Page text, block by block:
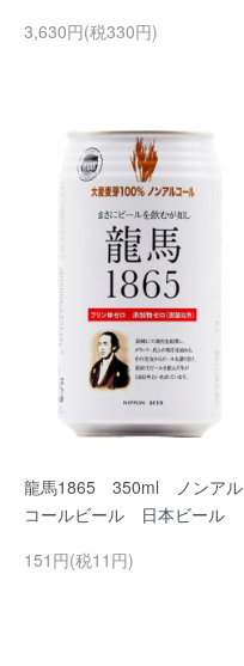
3,630円(税330円)
龍馬1865 350ml ノンアル
コールビール 日本ビール
151円(税11円)